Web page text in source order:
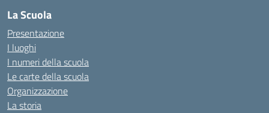
La Scuola
Presentazione
I luoghi
I numeri della scuola
Le carte della scuola
Organizzazione
La storia